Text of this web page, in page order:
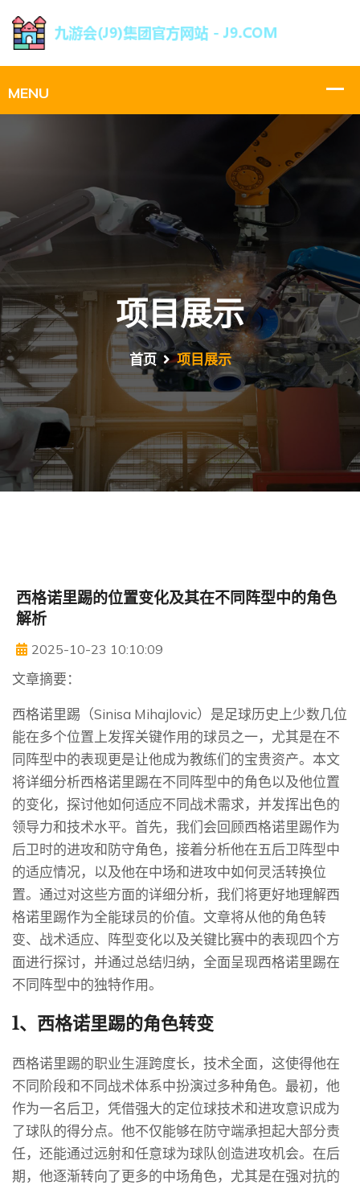
项目展示
首页 项目展示
西格诺里踢的位置变化及其在不同阵型中的角色
解析
2025-10-23 10:10:09
文章摘要：
西格诺里踢（Sinisa Mihajlovic）是足球历史上少数几位
能在多个位置上发挥关键作用的球员之一，尤其是在不
同阵型中的表现更是让他成为教练们的宝贵资产。本文
将详细分析西格诺里踢在不同阵型中的角色以及他位置
的变化，探讨他如何适应不同战术需求，并发挥出色的
领导力和技术水平。首先，我们会回顾西格诺里踢作为
后卫时的进攻和防守角色，接着分析他在五后卫阵型中
的适应情况，以及他在中场和进攻中如何灵活转换位
置。通过对这些方面的详细分析，我们将更好地理解西
格诺里踢作为全能球员的价值。文章将从他的角色转
变、战术适应、阵型变化以及关键比赛中的表现四个方
面进行探讨，并通过总结归纳，全面呈现西格诺里踢在
不同阵型中的独特作用。
1、西格诺里踢的角色转变
西格诺里踢的职业生涯跨度长，技术全面，这使得他在
不同阶段和不同战术体系中扮演过多种角色。最初，他
作为一名后卫，凭借强大的定位球技术和进攻意识成为
了球队的得分点。他不仅能够在防守端承担起大部分责
任，还能通过远射和任意球为球队创造进攻机会。在后
期，他逐渐转向了更多的中场角色，尤其是在强对抗的